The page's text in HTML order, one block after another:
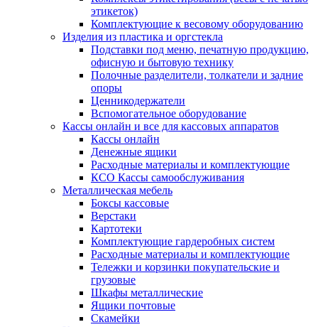
этикеток)
Комплектующие к весовому оборудованию
Изделия из пластика и оргстекла
Подставки под меню, печатную продукцию,
офисную и бытовую технику
Полочные разделители, толкатели и задние
опоры
Ценникодержатели
Вспомогательное оборудование
Кассы онлайн и все для кассовых аппаратов
Кассы онлайн
Денежные ящики
Расходные материалы и комплектующие
КСО Кассы самообслуживания
Металлическая мебель
Боксы кассовые
Верстаки
Картотеки
Комплектующие гардеробных систем
Расходные материалы и комплектующие
Тележки и корзинки покупательские и
грузовые
Шкафы металлические
Ящики почтовые
Скамейки